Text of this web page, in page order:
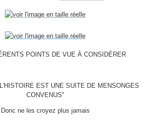
POINTS DE VUE À CONSIDÉRER
EST UNE SUITE DE MENSONGES
CONVENUS''
Donc ne les croyez plus jamais